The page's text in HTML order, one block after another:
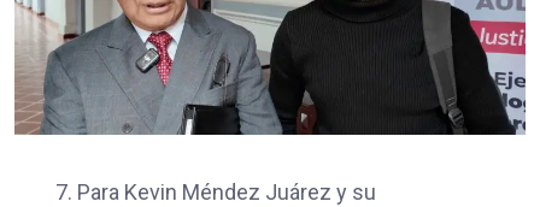
7. Para Kevin Méndez Juárez y su